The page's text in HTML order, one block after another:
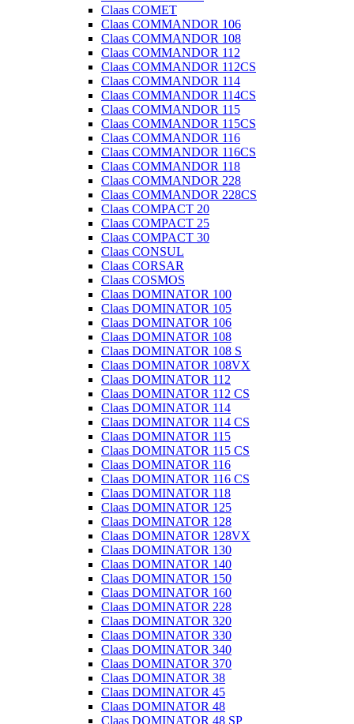
Claas COMET
Claas COMMANDOR 106
Claas COMMANDOR 108
Claas COMMANDOR 112
Claas COMMANDOR 112CS
Claas COMMANDOR 114
Claas COMMANDOR 114CS
Claas COMMANDOR 115
Claas COMMANDOR 115CS
Claas COMMANDOR 116
Claas COMMANDOR 116CS
Claas COMMANDOR 118
Claas COMMANDOR 228
Claas COMMANDOR 228CS
Claas COMPACT 20
Claas COMPACT 25
Claas COMPACT 30
Claas CONSUL
Claas CORSAR
Claas COSMOS
Claas DOMINATOR 100
Claas DOMINATOR 105
Claas DOMINATOR 106
Claas DOMINATOR 108
Claas DOMINATOR 108 S
Claas DOMINATOR 108VX
Claas DOMINATOR 112
Claas DOMINATOR 112 CS
Claas DOMINATOR 114
Claas DOMINATOR 114 CS
Claas DOMINATOR 115
Claas DOMINATOR 115 CS
Claas DOMINATOR 116
Claas DOMINATOR 116 CS
Claas DOMINATOR 118
Claas DOMINATOR 125
Claas DOMINATOR 128
Claas DOMINATOR 128VX
Claas DOMINATOR 130
Claas DOMINATOR 140
Claas DOMINATOR 150
Claas DOMINATOR 160
Claas DOMINATOR 228
Claas DOMINATOR 320
Claas DOMINATOR 330
Claas DOMINATOR 340
Claas DOMINATOR 370
Claas DOMINATOR 38
Claas DOMINATOR 45
Claas DOMINATOR 48
Claas DOMINATOR 48 SP